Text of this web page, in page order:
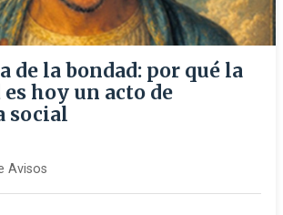
de la bondad: por qué la
hoy un acto de
social
Avisos